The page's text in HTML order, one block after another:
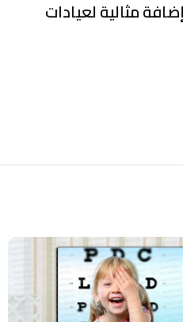
مثالية لعيادات